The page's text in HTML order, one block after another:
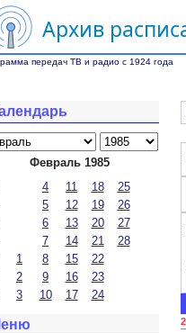
Архив
передач ТВ и радио с 1924 года
Февраль 1985
4 11 18
25
5 12 19
26
6 13 20
27
7 14 21
28
1 8 15
22
2 9 16
23
3 10 17 24